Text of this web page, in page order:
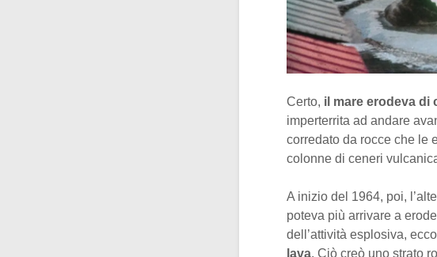
Certo, il mare erodeva di
imperterrita ad andare
corredato da rocce che le
colonne di ceneri
A inizio del 1964, poi,
poteva più arrivare a
dell’attività esplosiva,
lava. Ciò creò uno strato